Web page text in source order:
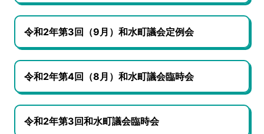
令和2年第3回（9月）和水町議会定例会
令和2年第4回（8月）和水町議会臨時会
令和2年第3回和水町議会臨時会